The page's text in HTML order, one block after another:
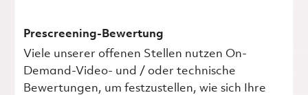
Prescreening-Bewertung
Viele unserer offenen Stellen nutzen On-
Demand-Video- und / oder technische
Bewertungen, um festzustellen, wie sich Ihre